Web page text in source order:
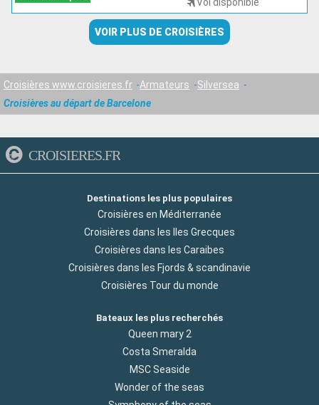
VOIR PLUS DE CROISIÈRES
Croisières www.croisieres.fr Armateurs
Silversea
Croisières au départ de Barcelone
CROISIERES.FR
Destinations les plus populaires
Croisières en Méditerranée
Croisières dans les Iles Grecques
Croisières dans les Caraibes
Croisières dans les Fjords & scandinavie
Croisières Tour du monde
Bateaux les plus recherchés
Queen mary 2
Costa Smeralda
MSC Seaside
Wonder of the seas